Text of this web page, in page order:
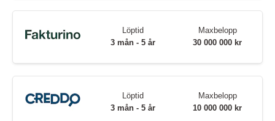
Löptid
3 mån - 5 år
Maxbelopp
30 000 000 kr
Löptid
3 mån - 5 år
Maxbelopp
10 000 000 kr